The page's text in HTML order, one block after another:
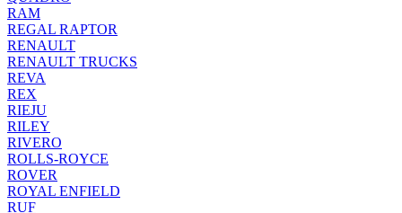
RAM
REGAL RAPTOR
RENAULT
RENAULT TRUCKS
REVA
REX
RIEJU
RILEY
RIVERO
ROLLS-ROYCE
ROVER
ROYAL ENFIELD
RUF